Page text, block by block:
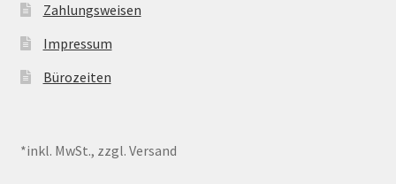
Zahlungsweisen
Impressum
Bürozeiten
*inkl. MwSt., zzgl. Versand